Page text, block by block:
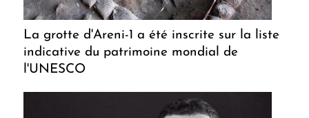
La grotte d'Areni-1 a été inscrite sur la liste
indicative du patrimoine mondial de
l'UNESCO